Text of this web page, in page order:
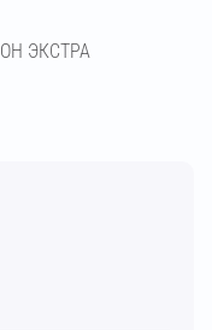
ЭКСТРА